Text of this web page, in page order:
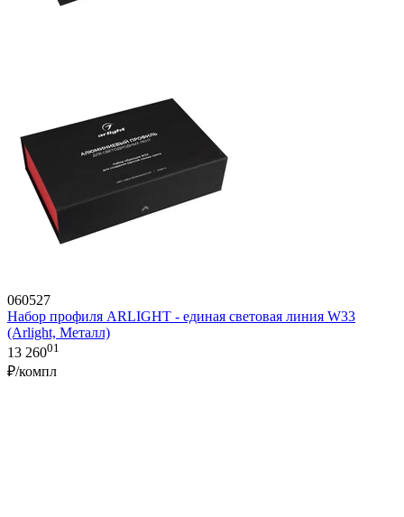
060527
Набор профиля ARLIGHT - единая световая линия W33
(Arlight, Металл)
13 26001
₽/компл